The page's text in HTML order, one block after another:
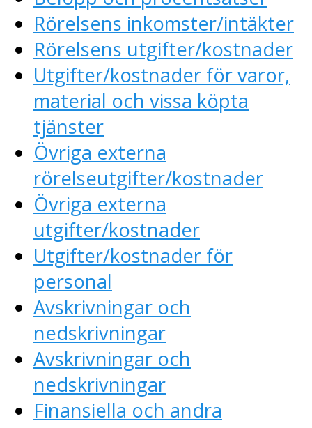
Rörelsens inkomster/intäkter
Rörelsens utgifter/kostnader
Utgifter/kostnader för varor,
material och vissa köpta
tjänster
Övriga externa
rörelseutgifter/kostnader
Övriga externa
utgifter/kostnader
Utgifter/kostnader för
personal
Avskrivningar och
nedskrivningar
Avskrivningar och
nedskrivningar
Finansiella och andra